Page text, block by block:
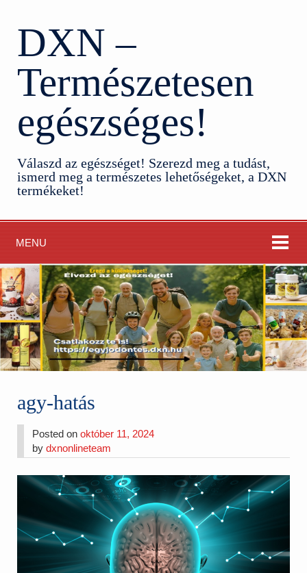
DXN –
Természetesen
egészséges!
Válaszd az egészséget! Szerezd meg a tudást,
ismerd meg a természetes lehetőségeket, a DXN
termékeket!
MENU
agy-hatás
Posted onoktóber 11, 2024
bydxnonlineteam